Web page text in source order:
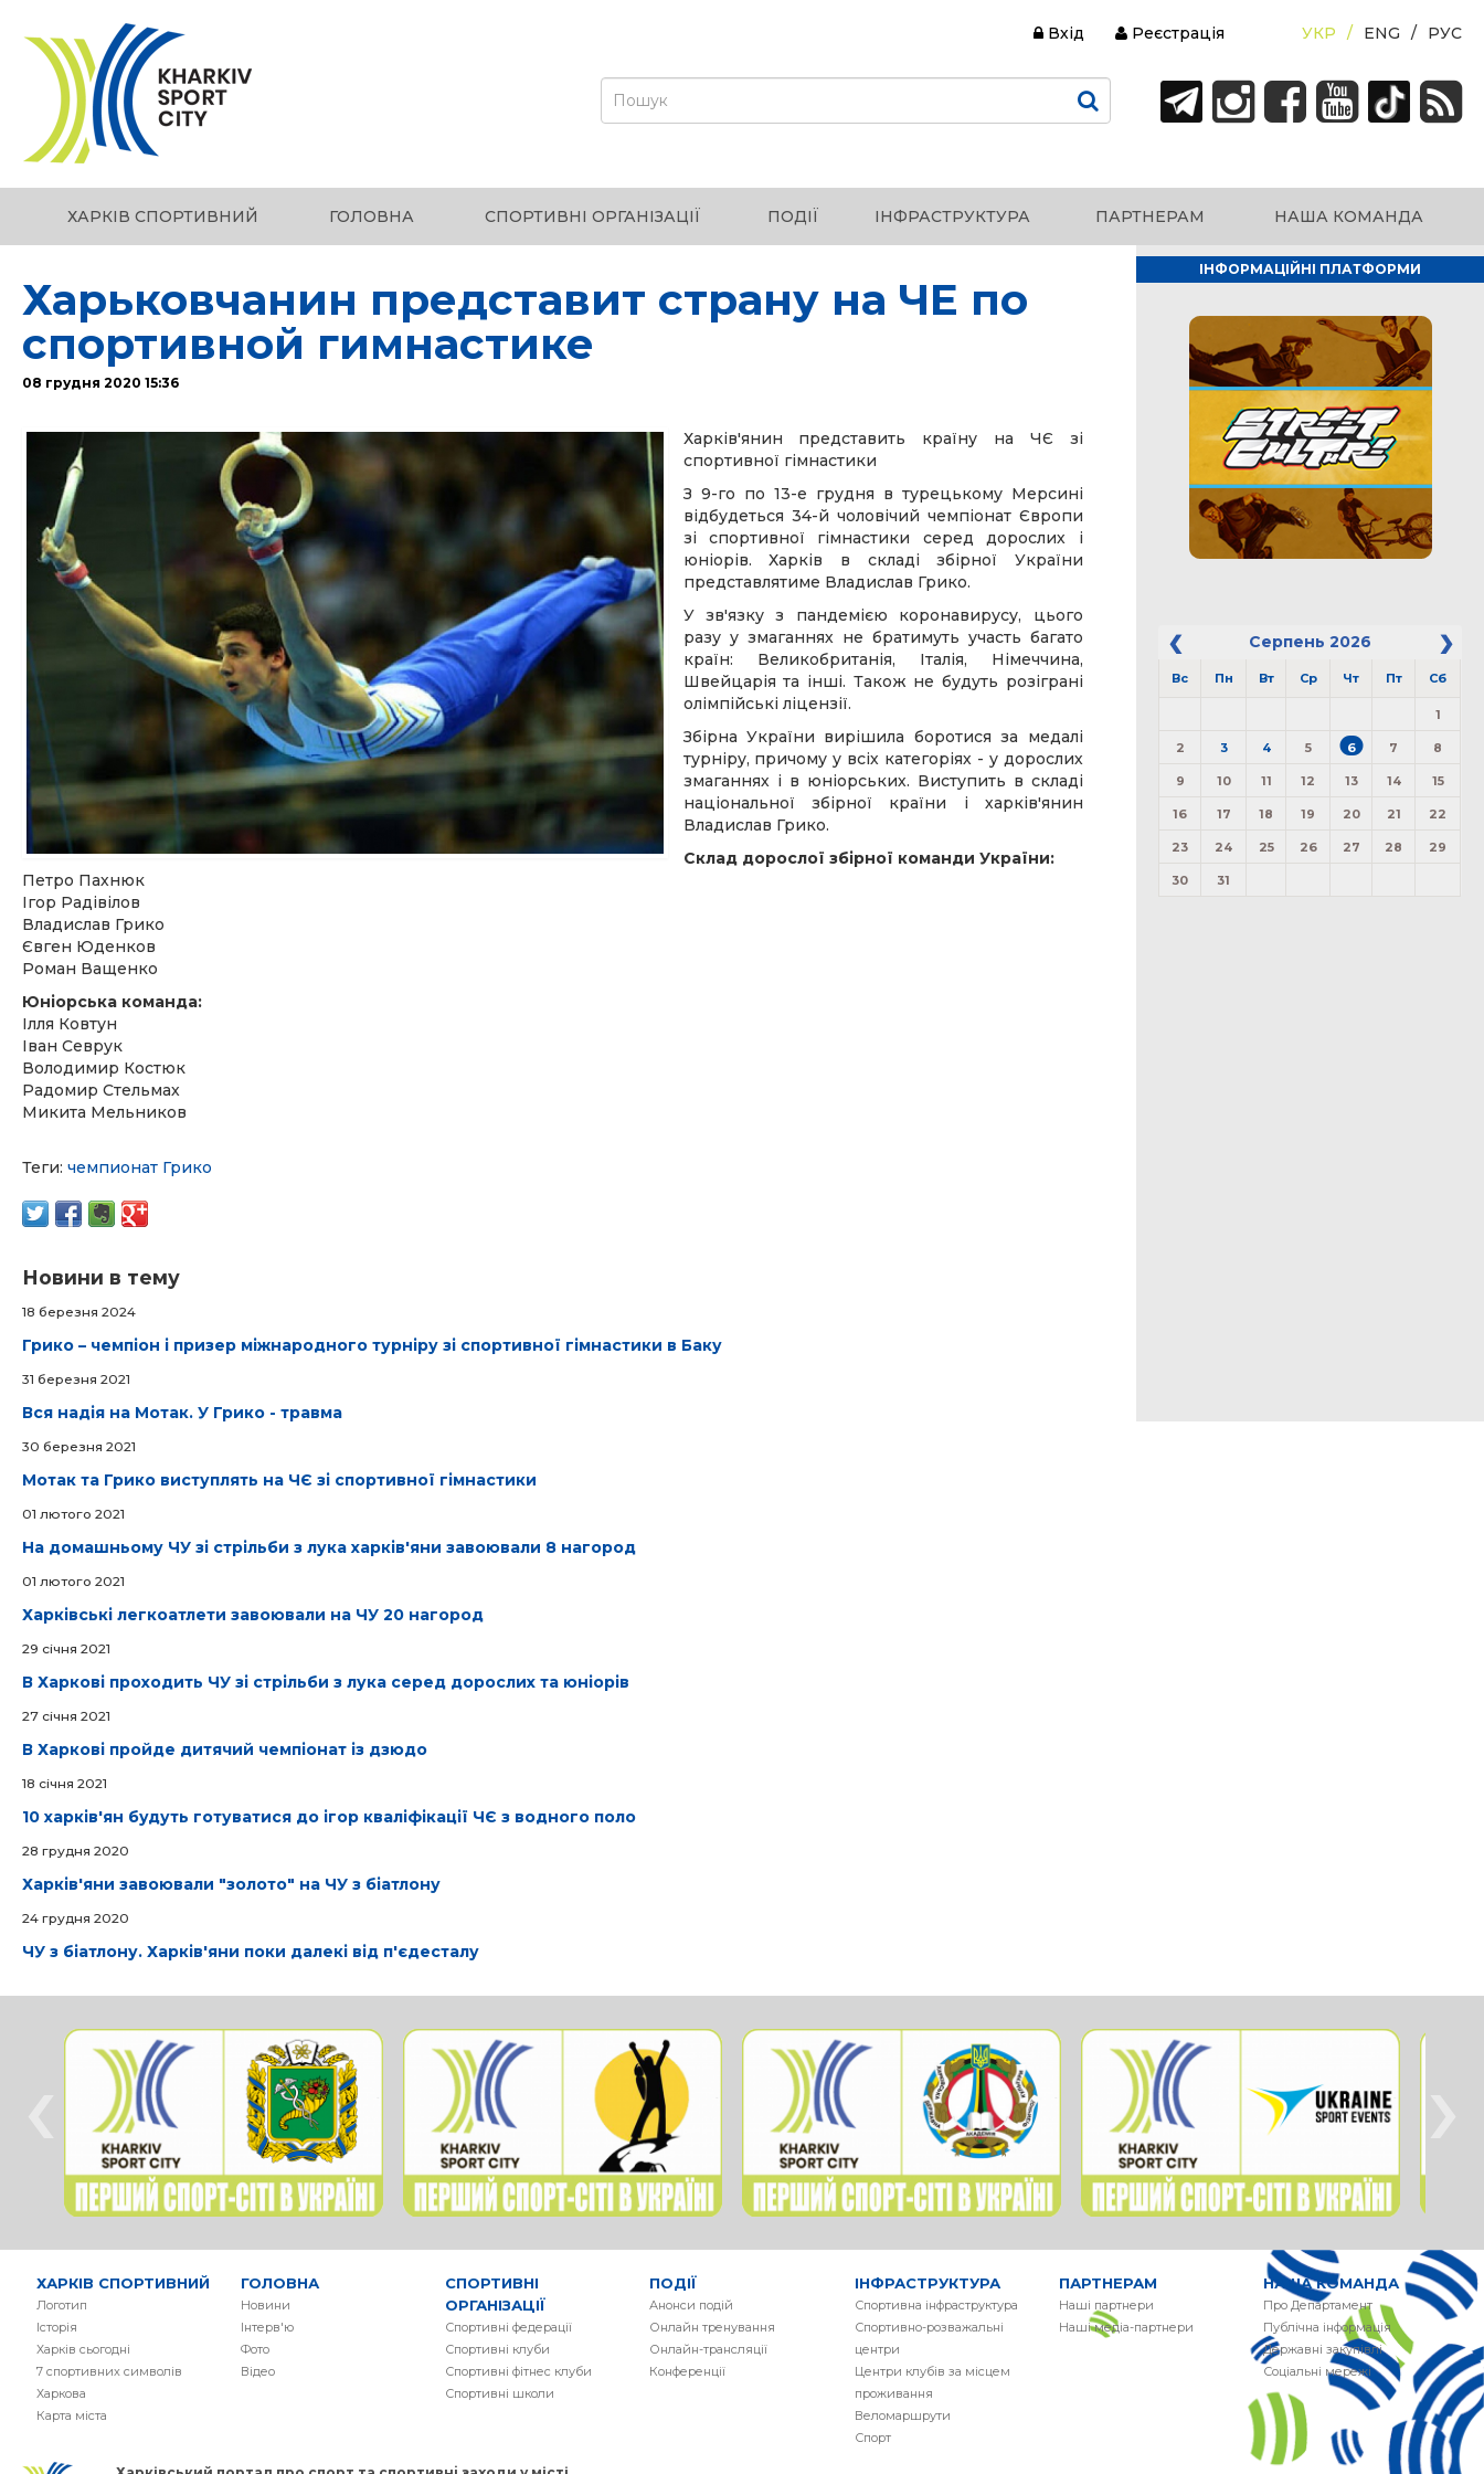
РУС
ENG
УКР
Реєстрація
Вхід
ХАРКІВ СПОРТИВНИЙ ГОЛОВНА СПОРТИВНІ ОРГАНІЗАЦІЇ ПОДІЇ ІНФРАСТРУКТУРА ПАРТНЕРАМ НАША КОМАНДА
Харьковчанин представит страну на ЧЕ по
спортивной гимнастике
08 грудня 2020 15:36
Харків'янин представить країну на ЧЄ зі
спортивної гімнастики
З 9-го по 13-е грудня в турецькому Мерсині
відбудеться 34-й чоловічий чемпіонат Європи
зі спортивної гімнастики серед дорослих і
юніорів. Харків в складі збірної України
представлятиме Владислав Грико.
У зв'язку з пандемією коронавирусу, цього
разу у змаганнях не братимуть участь багато
країн: Великобританія, Італія, Німеччина,
Швейцарія та інші. Також не будуть розіграні
олімпійські ліцензії.
Збірна України вирішила боротися за медалі
турніру, причому у всіх категоріях - у дорослих
змаганнях і в юніорських. Виступить в складі
національної збірної країни і харків'янин
Владислав Грико.
Склад дорослої збірної команди України:
Петро Пахнюк
Ігор Радівілов
Владислав Грико
Євген Юденков
Роман Ващенко
Юніорська команда:
Ілля Ковтун
Іван Севрук
Володимир Костюк
Радомир Стельмах
Микита Мельников
Теги: чемпионат Грико
Новини в тему
18 березня 2024
Грико – чемпіон і призер міжнародного турніру зі спортивної гімнастики в Баку
31 березня 2021
Вся надія на Мотак. У Грико - травма
30 березня 2021
Мотак та Грико виступлять на ЧЄ зі спортивної гімнастики
01 лютого 2021
На домашньому ЧУ зі стрільби з лука харків'яни завоювали 8 нагород
01 лютого 2021
Харківські легкоатлети завоювали на ЧУ 20 нагород
29 cічня 2021
В Харкові проходить ЧУ зі стрільби з лука серед дорослих та юніорів
27 cічня 2021
В Харкові пройде дитячий чемпіонат із дзюдо
18 cічня 2021
10 харків'ян будуть готуватися до ігор кваліфікації ЧЄ з водного поло
28 грудня 2020
Харків'яни завоювали "золото" на ЧУ з біатлону
24 грудня 2020
ЧУ з біатлону. Харків'яни поки далекі від п'єдесталу
ІНФОРМАЦІЙНІ ПЛАТФОРМИ
Серпень 2026
Вс Пн Вт Ср Чт Пт Сб
1
2 3 4 5 6 7 8
9 10 11 12 13 14 15
16 17 18 19 20 21 22
23 24 25 26 27 28 29
30 31
ХАРКІВ СПОРТИВНИЙ
Логотип
Історія
Харків сьогодні
7 спортивних символів
Харкова
Карта міста
ГОЛОВНА
Новини
Інтерв'ю
Фото
Вiдео
СПОРТИВНІ
ОРГАНІЗАЦІЇ
Спортивні федерації
Спортивні клуби
Спортивні фітнес клуби
Спортивні школи
ПОДІЇ
Анонси подій
Онлайн тренування
Онлайн-трансляції
Конференції
ІНФРАСТРУКТУРА
Спортивна інфраструктура
Спортивно-розважальні
центри
Центри клубів за місцем
проживання
Веломаршрути
Спорт
ПАРТНЕРАМ
Наші партнери
Наші медіа-партнери
НАША КОМАНДА
Про Департамент
Публічна інформація
Державні закупівлі
Соціальні мережі